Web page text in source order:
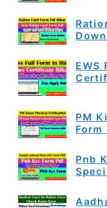
EWS
PM
Form
Pnb